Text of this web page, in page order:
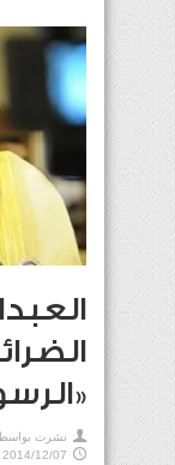
نشرت
2014/12/07